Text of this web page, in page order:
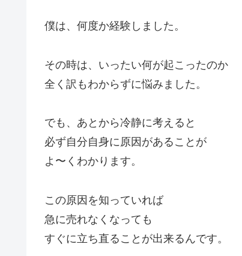
僕は、何度か経験しました。
その時は、いったい何が起こったのか
全く訳もわからずに悩みました。
でも、あとから冷静に考えると
必ず自分自身に原因があることが
よ〜くわかります。
この原因を知っていれば
急に売れなくなっても
すぐに立ち直ることが出来るんです。